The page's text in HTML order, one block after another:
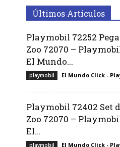
Últimos Artículos
Playmobil 72252
Zoo 72070 –
El Mundo...
playmobil El Mundo Click -
Playmobil 72402 Set
Zoo 72070 –
El...
playmobil El Mundo Click -